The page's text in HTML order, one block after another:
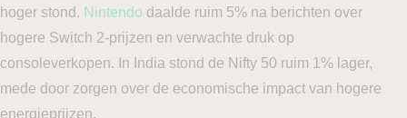
hoger stond. Nintendo daalde ruim 5% na berichten over
hogere Switch 2-prijzen en verwachte druk op
consoleverkopen. In India stond de Nifty 50 ruim 1% lager,
mede door zorgen over de economische impact van hogere
energieprijzen.